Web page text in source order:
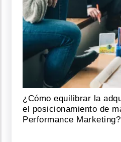
¿Cómo equilibrar la
el posicionamiento de
Performance Marketing?